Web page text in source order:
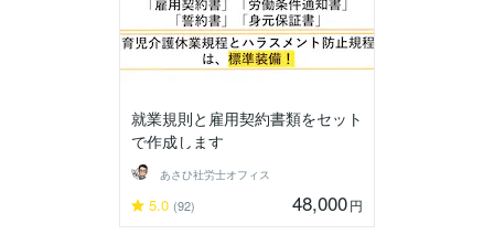
就業規則と雇用契約書類をセット
で作成します
あさひ社労士オフィス
5.0 (92) 48,000円